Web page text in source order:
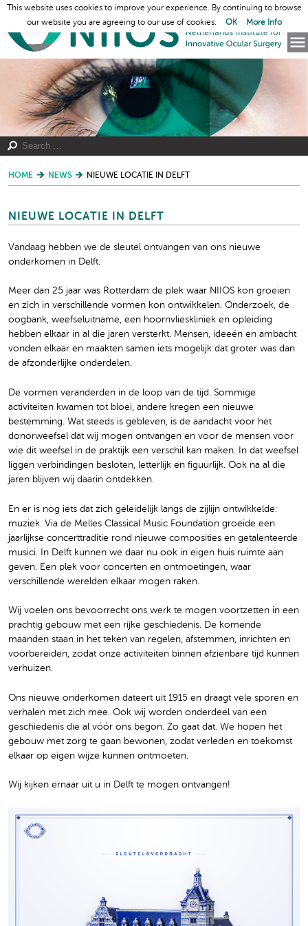
HOME NEWS NIEUWE LOCATIE IN DELFT
NIEUWE LOCATIE IN DELFT
Vandaag hebben we de sleutel ontvangen van ons nieuwe
onderkomen in Delft.
Meer dan 25 jaar was Rotterdam de plek waar NIIOS kon groeien
en zich in verschillende vormen kon ontwikkelen. Onderzoek, de
oogbank, weefseluitname, een hoornvlieskliniek en opleiding
hebben elkaar in al die jaren versterkt. Mensen, ideeën en ambacht
vonden elkaar en maakten samen iets mogelijk dat groter was dan
de afzonderlijke onderdelen.
De vormen veranderden in de loop van de tijd. Sommige
activiteiten kwamen tot bloei, andere kregen een nieuwe
bestemming. Wat steeds is gebleven, is de aandacht voor het
donorweefsel dat wij mogen ontvangen en voor de mensen voor
wie dit weefsel in de praktijk een verschil kan maken. In dat weefsel
liggen verbindingen besloten, letterlijk en figuurlijk. Ook na al die
jaren blijven wij daarin ontdekken.
En er is nog iets dat zich geleidelijk langs de zijlijn ontwikkelde:
muziek. Via de Melles Classical Music Foundation groeide een
jaarlijkse concerttraditie rond nieuwe composities en getalenteerde
musici. In Delft kunnen we daar nu ook in eigen huis ruimte aan
geven. Een plek voor concerten en ontmoetingen, waar
verschillende werelden elkaar mogen raken.
Wij voelen ons bevoorrecht ons werk te mogen voortzetten in een
prachtig gebouw met een rijke geschiedenis. De komende
maanden staan in het teken van regelen, afstemmen, inrichten en
voorbereiden, zodat onze activiteiten binnen afzienbare tijd kunnen
verhuizen.
Ons nieuwe onderkomen dateert uit 1915 en draagt vele sporen en
verhalen met zich mee. Ook wij worden onderdeel van een
geschiedenis die al vóór ons begon. Zo gaat dat. We hopen het
gebouw met zorg te gaan bewonen, zodat verleden en toekomst
elkaar op eigen wijze kunnen ontmoeten.
Wij kijken ernaar uit u in Delft te mogen ontvangen!
This website uses cookies to improve your experience. By continuing to browse
our website you are agreeing to our use of cookies.
OK More Info